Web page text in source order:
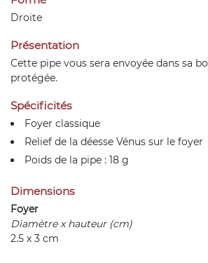
Droite
Présentation
Cette pipe vous sera envoyée dans sa
protégée.
Spécificités
Foyer classique
Relief de la déesse Vénus sur le foyer
Poids de la pipe : 18 g
Dimensions
Foyer
Diamètre x hauteur (cm)
2.5 x 3 cm